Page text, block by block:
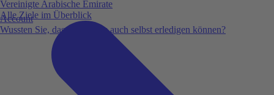
Account
Wussten Sie, dass Sie vieles auch selbst erledigen können?
Vereinigte Arabische Emirate
Alle Ziele im Überblick